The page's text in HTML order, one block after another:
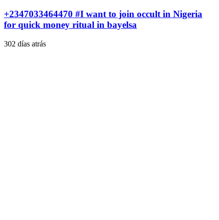
+2347033464470 #I want to join occult in Nigeria
for quick money ritual in bayelsa
302 días atrás